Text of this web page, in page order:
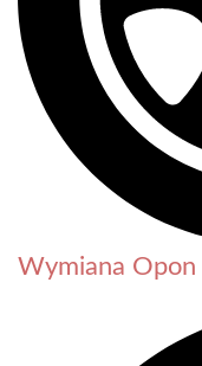
Wymiana Opon